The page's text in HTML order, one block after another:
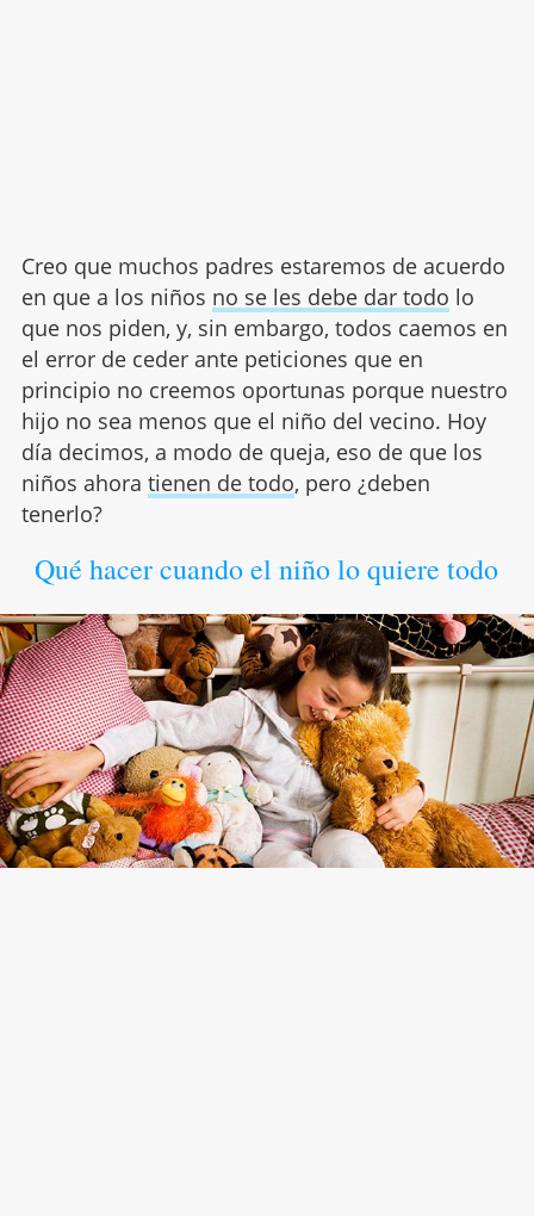
Creo que muchos padres estaremos de acuerdo
en que a los niños no se les debe dar todo lo
que nos piden, y, sin embargo, todos caemos en
el error de ceder ante peticiones que en
principio no creemos oportunas porque nuestro
hijo no sea menos que el niño del vecino. Hoy
día decimos, a modo de queja, eso de que los
niños ahora tienen de todo, pero ¿deben
tenerlo?
Qué hacer cuando el niño lo quiere todo